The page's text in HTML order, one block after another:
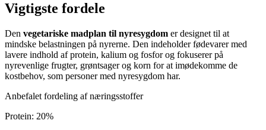
Vigtigste fordele
Den vegetariske madplan til nyresygdom er designet til at
mindske belastningen på nyrerne. Den indeholder fødevarer med
lavere indhold af protein, kalium og fosfor og fokuserer på
nyrevenlige frugter, grøntsager og korn for at imødekomme de
kostbehov, som personer med nyresygdom har.
Anbefalet fordeling af næringsstoffer
Protein: 20%